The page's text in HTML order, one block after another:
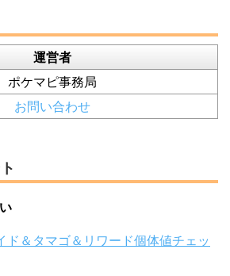
運営者
ポケマピ事務局
お問い合わせ
ド＆タマゴ＆リワード個体値チェッ